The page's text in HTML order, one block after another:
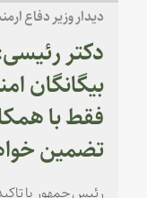
دیدار وزیر دفاع
دکتر
بیگانگان
فقط با
تضمین
رئیس جمهور با